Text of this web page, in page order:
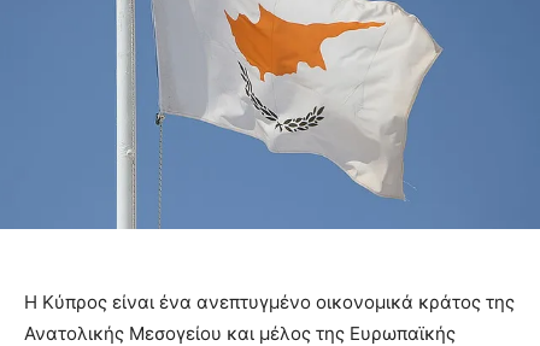
Η Κύπρος είναι ένα ανεπτυγμένο οικονομικά κράτος της
Ανατολικής Μεσογείου και μέλος της Ευρωπαϊκής